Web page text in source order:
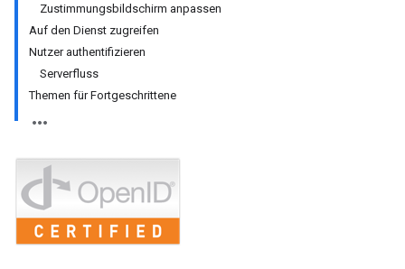
Zustimmungsbildschirm anpassen
Auf den Dienst zugreifen
Nutzer authentifizieren
Serverfluss
Themen für Fortgeschrittene